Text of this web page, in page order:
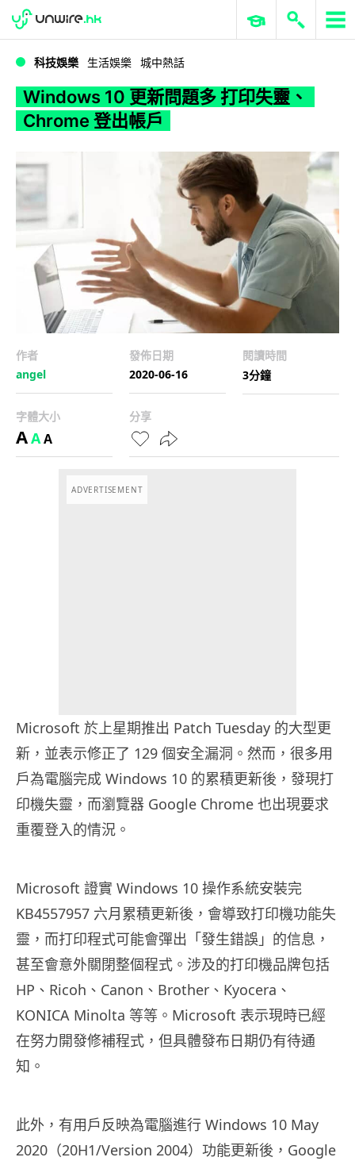
WWDC 2026 ERP 與商業 AI
科技娛樂 生活娛樂 城中熱話
Windows 10 更新問題多 打印失靈、
Chrome 登出帳戶
作者
angel
發佈日期
2020-06-16
閱讀時間
3分鐘
字體大小
AAA
分享
ADVERTISEMENT
Microsoft 於上星期推出 Patch Tuesday 的大型更
新，並表示修正了 129 個安全漏洞。然而，很多用
戶為電腦完成 Windows 10 的累積更新後，發現打
印機失靈，而瀏覽器 Google Chrome 也出現要求
重覆登入的情況。
Microsoft 證實 Windows 10 操作系統安裝完
KB4557957 六月累積更新後，會導致打印機功能失
靈，而打印程式可能會彈出「發生錯誤」的信息，
甚至會意外關閉整個程式。涉及的打印機品牌包括
HP、Ricoh、Canon、Brother、Kyocera、
KONICA Minolta 等等。Microsoft 表示現時已經
在努力開發修補程式，但具體發布日期仍有待通
知。
此外，有用戶反映為電腦進行 Windows 10 May
2020（20H1/Version 2004）功能更新後，Google